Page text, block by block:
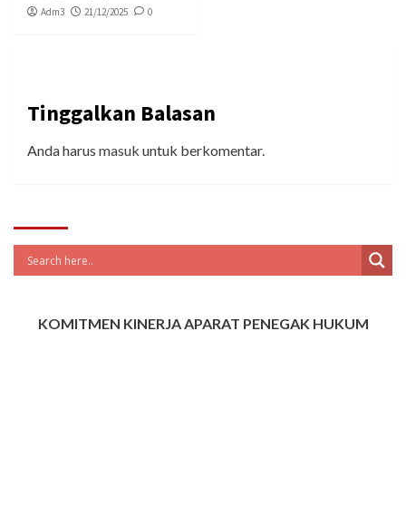
Adm3 21/12/2025 0
Tinggalkan Balasan
Anda harus masuk untuk berkomentar.
KOMITMEN KINERJA APARAT PENEGAK HUKUM